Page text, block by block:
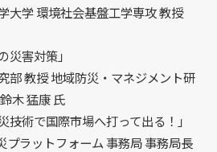
学 環境社会基盤工学専攻 教授
害対策」
部 教授 地域防災・マネジメント研
木 猛康 氏
術で国際市場へ打って出る！」
プラットフォーム 事務局 事務局長